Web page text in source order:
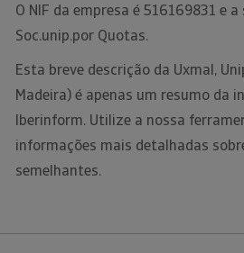
O NIF da empresa é 516169831 e
Soc.unip.por Quotas.
Esta breve descrição da Uxmal,
Madeira) é apenas um resumo da
Iberinform. Utilize a nossa
informações mais detalhadas
semelhantes.